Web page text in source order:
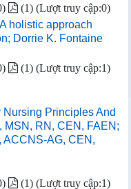
(1) (Lượt truy cập:0)
holistic approach
Dorrie K. Fontaine
(1) (Lượt truy cập:1)
Nursing Principles And
MSN, RN, CEN, FAEN;
ACCNS-AG, CEN,
(1) (Lượt truy cập:1)